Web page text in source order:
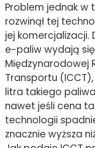
Problem jednak w
rozwinął tej
jej komercjalizacji.
e-paliw wydają
Międzynarodowej
Transportu
litra takiego
nawet jeśli cena
technologii
znacznie wyższa